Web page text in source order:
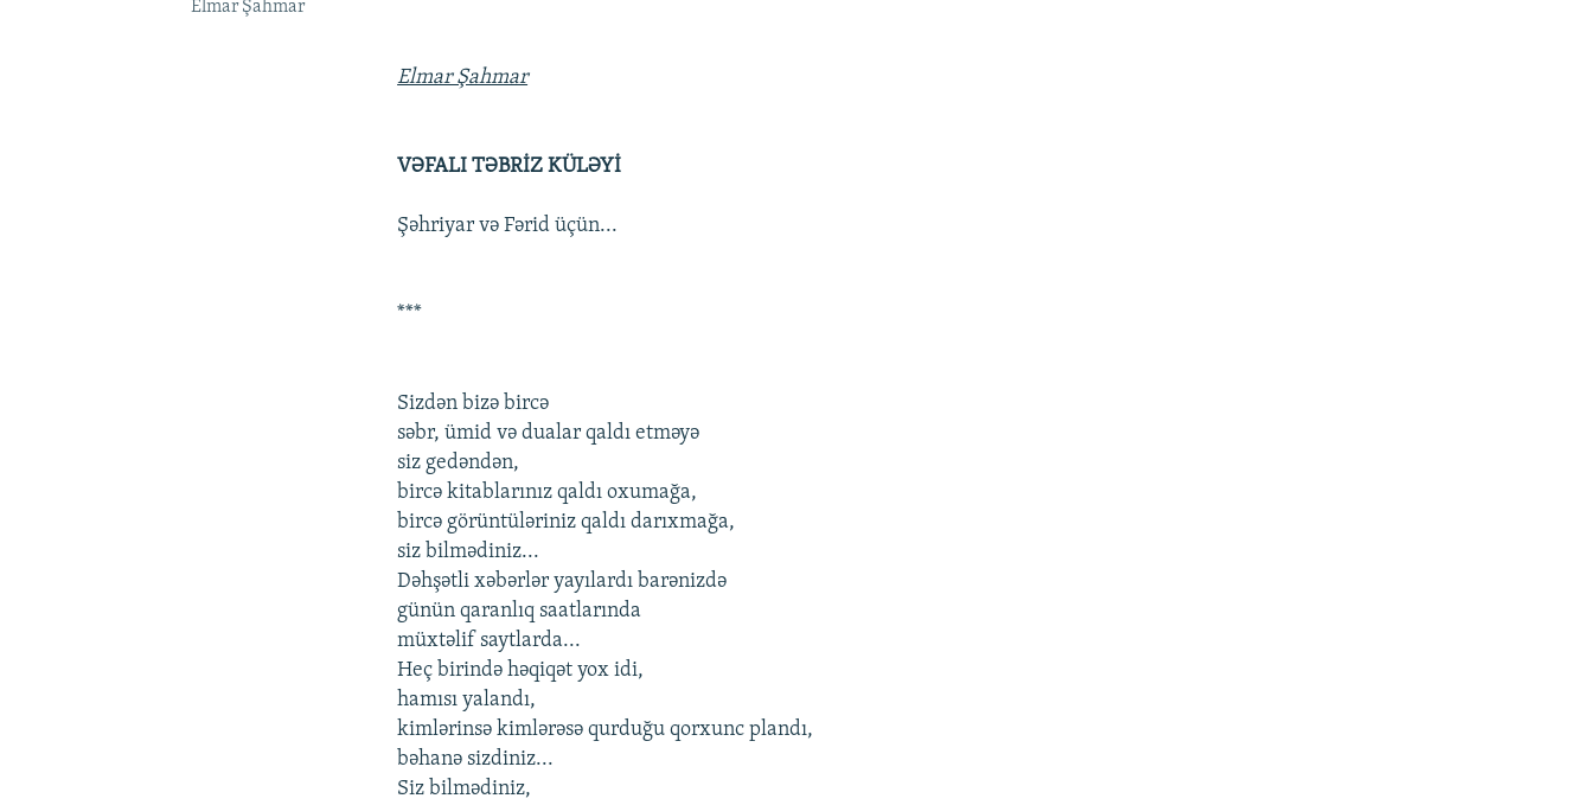
Elmar Şahmar
Elmar Şahmar
VƏFALI TƏBRİZ KÜLƏYİ
Şəhriyar və Fərid üçün...
***
Sizdən bizə bircə
səbr, ümid və dualar qaldı etməyə
siz gedəndən,
bircə kitablarınız qaldı oxumağa,
bircə görüntüləriniz qaldı darıxmağa,
siz bilmədiniz...
Dəhşətli xəbərlər yayılardı barənizdə
günün qaranlıq saatlarında
müxtəlif saytlarda...
Heç birində həqiqət yox idi,
hamısı yalandı,
kimlərinsə kimlərəsə qurduğu qorxunc plandı,
bəhanə sizdiniz...
Siz bilmədiniz,